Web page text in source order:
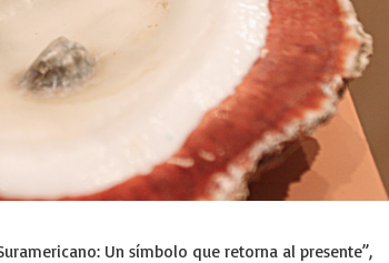
Un símbolo que retorna al presente”,